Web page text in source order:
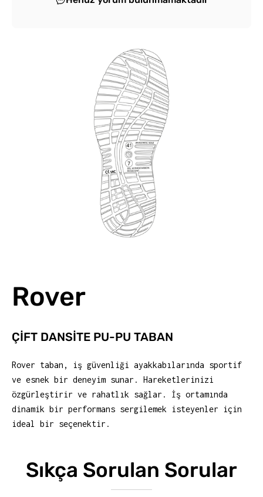
Rover
ÇİFT DANSİTE PU-PU TABAN
Rover taban, iş güvenliği ayakkabılarında sportif
ve esnek bir deneyim sunar. Hareketlerinizi
özgürleştirir ve rahatlık sağlar. İş ortamında
dinamik bir performans sergilemek isteyenler için
ideal bir seçenektir.
Sıkça Sorulan Sorular